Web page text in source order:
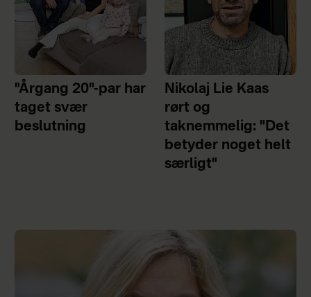
"Årgang 20"-par har
taget svær
beslutning
Nikolaj Lie Kaas
rørt og
taknemmelig: "Det
betyder noget helt
særligt"